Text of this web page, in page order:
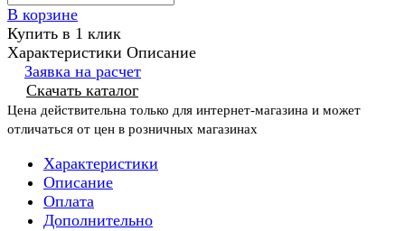
В корзине
Купить в 1 клик
Характеристики Описание
Заявка на расчет
Скачать каталог
Цена действительна только для интернет-магазина и может
отличаться от цен в розничных магазинах
Характеристики
Описание
Оплата
Дополнительно